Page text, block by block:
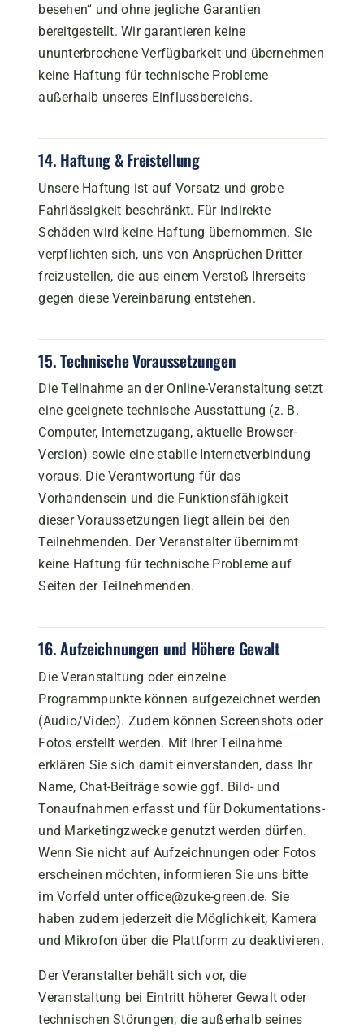
besehen“ und ohne jegliche Garantien
bereitgestellt. Wir garantieren keine
ununterbrochene Verfügbarkeit und übernehmen
keine Haftung für technische Probleme
außerhalb unseres Einflussbereichs.
14. Haftung & Freistellung
Unsere Haftung ist auf Vorsatz und grobe
Fahrlässigkeit beschränkt. Für indirekte
Schäden wird keine Haftung übernommen. Sie
verpflichten sich, uns von Ansprüchen Dritter
freizustellen, die aus einem Verstoß Ihrerseits
gegen diese Vereinbarung entstehen.
15. Technische Voraussetzungen
Die Teilnahme an der Online-Veranstaltung setzt
eine geeignete technische Ausstattung (z. B.
Computer, Internetzugang, aktuelle Browser-
Version) sowie eine stabile Internetverbindung
voraus. Die Verantwortung für das
Vorhandensein und die Funktionsfähigkeit
dieser Voraussetzungen liegt allein bei den
Teilnehmenden. Der Veranstalter übernimmt
keine Haftung für technische Probleme auf
Seiten der Teilnehmenden.
16. Aufzeichnungen und Höhere Gewalt
Die Veranstaltung oder einzelne
Programmpunkte können aufgezeichnet werden
(Audio/Video). Zudem können Screenshots oder
Fotos erstellt werden. Mit Ihrer Teilnahme
erklären Sie sich damit einverstanden, dass Ihr
Name, Chat-Beiträge sowie ggf. Bild- und
Tonaufnahmen erfasst und für Dokumentations-
und Marketingzwecke genutzt werden dürfen.
Wenn Sie nicht auf Aufzeichnungen oder Fotos
erscheinen möchten, informieren Sie uns bitte
im Vorfeld unter office@zuke-green.de. Sie
haben zudem jederzeit die Möglichkeit, Kamera
und Mikrofon über die Plattform zu deaktivieren.
Der Veranstalter behält sich vor, die
Veranstaltung bei Eintritt höherer Gewalt oder
technischen Störungen, die außerhalb seines